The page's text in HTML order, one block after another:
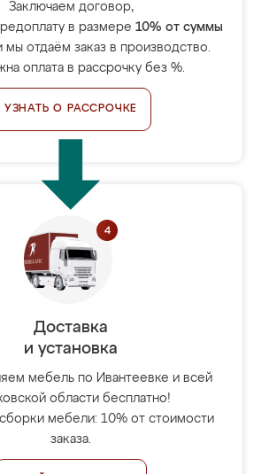
Заключаем договор,
в размере 10% от суммы
мы отдаём заказ в производство.
оплата в рассрочку без %.
УЗНАТЬ О РАССРОЧКЕ
Доставка
и установка
мебель по Ивантеевке и всей
области бесплатно!
мебели: 10% от стоимости
заказа.